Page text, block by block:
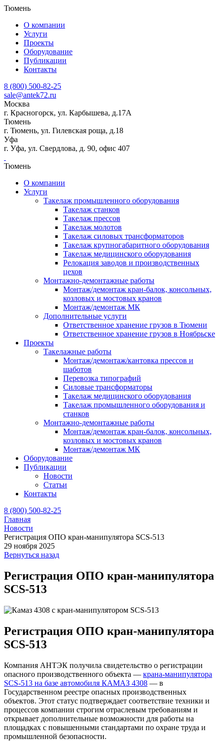
Тюмень
О компании
Услуги
Проекты
Оборудование
Публикации
Контакты
8 (800) 500-82-25
sale@antek72.ru
Москва
г. Красногорск, ул. Карбышева, д.17А
Тюмень
г. Тюмень, ул. Гилевская роща, д.18
Уфа
г. Уфа, ул. Свердлова, д. 90, офис 407
Тюмень
О компании
Услуги
Такелаж промышленного оборудования
Такелаж станков
Такелаж прессов
Такелаж молотов
Такелаж силовых трансформаторов
Такелаж крупногабаритного оборудования
Такелаж медицинского оборудования
Релокация заводов и производственных
цехов
Монтажно-демонтажные работы
Монтаж/демонтаж кран-балок, консольных,
козловых и мостовых кранов
Монтаж/демонтаж МК
Дополнительные услуги
Ответственное хранение грузов в Тюмени
Ответственное хранение грузов в Ноябрьске
Проекты
Такелажные работы
Монтаж/демонтаж/кантовка прессов и
шаботов
Перевозка типографий
Силовые трансформаторы
Такелаж медицинского оборудования
Такелаж промышленного оборудования и
станков
Монтажно-демонтажные работы
Монтаж/демонтаж кран-балок, консольных,
козловых и мостовых кранов
Монтаж/демонтаж МК
Оборудование
Публикации
Новости
Статьи
Контакты
8 (800) 500-82-25
Главная
Новости
Регистрация ОПО кран‑манипулятора SCS‑513
29 ноября 2025
Вернуться назад
Регистрация ОПО кран‑манипулятора
SCS‑513
Регистрация ОПО кран‑манипулятора
SCS‑513
Компания АНТЭК получила свидетельство о регистрации
опасного производственного объекта — крана‑манипулятора
SCS‑513 на базе автомобиля КАМАЗ 4308 — в
Государственном реестре опасных производственных
объектов. Этот статус подтверждает соответствие техники и
процессов компании строгим отраслевым требованиям и
открывает дополнительные возможности для работы на
площадках с повышенными стандартами по охране труда и
промышленной безопасности.